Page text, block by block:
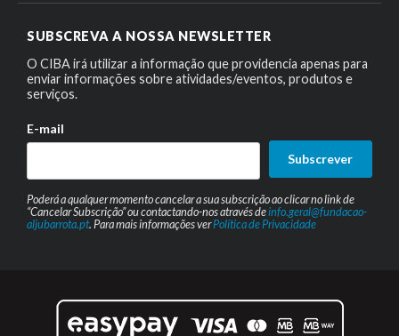
SUBSCREVA A NOSSA NEWSLETTER
O CIBA irá utilizar a informação que providencia apenas para
enviar informações sobre atividades/eventos, produtos e
serviços.
E-mail
Subscrever
Poderá a qualquer momento cancelar a sua subscrição ao clicar no link de
“Cancelar Subscrição” ou contactando-nos através deinfo.geral@fundacao-
aljubarrota.pt. Para mais informações verPolítica de Privacidade